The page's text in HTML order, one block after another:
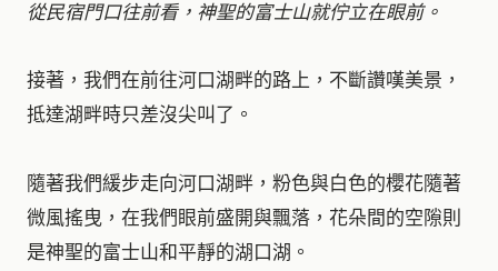
從民宿門口往前看，神聖的富士山就佇立在眼前。
接著，我們在前往河口湖畔的路上，不斷讚嘆美景，
抵達湖畔時只差沒尖叫了。
隨著我們緩步走向河口湖畔，粉色與白色的櫻花隨著
微風搖曳，在我們眼前盛開與飄落，花朵間的空隙則
是神聖的富士山和平靜的湖口湖。